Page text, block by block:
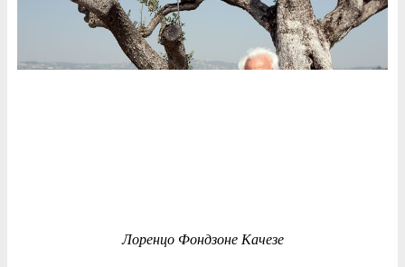
Лоренцо Фондзоне Качезе